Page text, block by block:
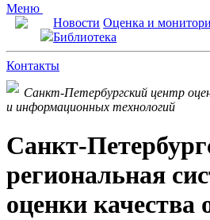
Меню
Новости Оценка и
Библиотека
Контакты
Санкт-Петербургский центр
и информационных технологий
Санкт-
региональная
оценки качества